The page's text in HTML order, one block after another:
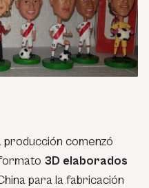
producción comenzó
3D elaborados
para la fabricación